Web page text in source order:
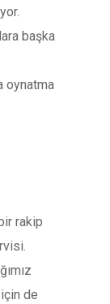
başka
oynatma
rakip
de